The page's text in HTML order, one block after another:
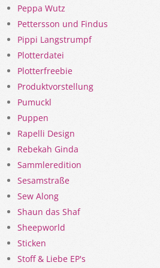
Peppa Wutz
Pettersson und Findus
Pippi Langstrumpf
Plotterdatei
Plotterfreebie
Produktvorstellung
Pumuckl
Puppen
Rapelli Design
Rebekah Ginda
Sammleredition
Sesamstraße
Sew Along
Shaun das Shaf
Sheepworld
Sticken
Stoff & Liebe EP's